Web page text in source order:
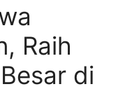
Raih
di